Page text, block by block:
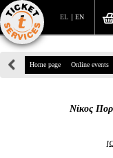
EN
EL
Home page Online events
Νίκος